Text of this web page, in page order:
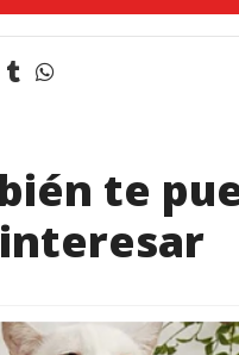
te
interesar